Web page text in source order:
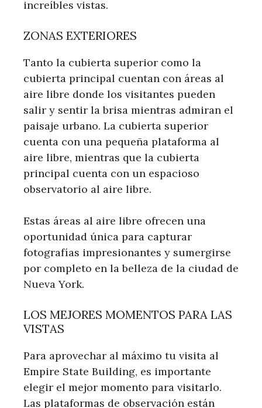
increíbles vistas.
ZONAS EXTERIORES
Tanto la cubierta superior como la
cubierta principal cuentan con áreas al
aire libre donde los visitantes pueden
salir y sentir la brisa mientras admiran el
paisaje urbano. La cubierta superior
cuenta con una pequeña plataforma al
aire libre, mientras que la cubierta
principal cuenta con un espacioso
observatorio al aire libre.
Estas áreas al aire libre ofrecen una
oportunidad única para capturar
fotografías impresionantes y sumergirse
por completo en la belleza de la ciudad de
Nueva York.
LOS MEJORES MOMENTOS PARA LAS
VISTAS
Para aprovechar al máximo tu visita al
Empire State Building, es importante
elegir el mejor momento para visitarlo.
Las plataformas de observación están